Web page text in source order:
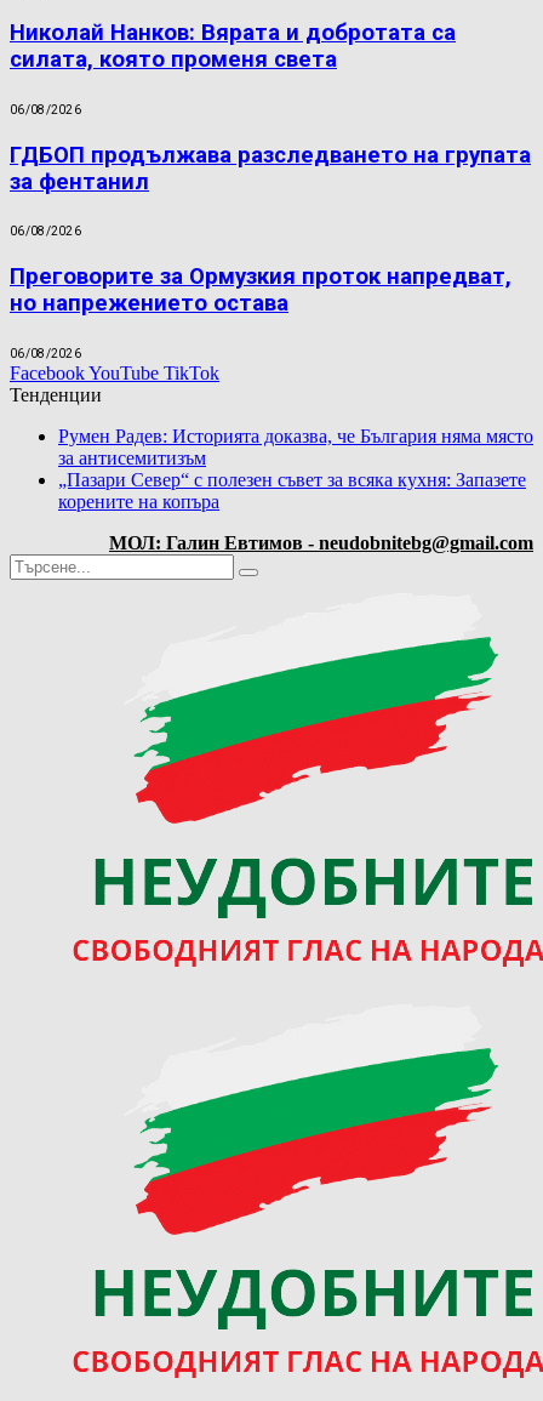
Николай Нанков: Вярата и добротата са
силата, която променя света
06/08/2026
ГДБОП продължава разследването на групата
за фентанил
06/08/2026
Преговорите за Ормузкия проток напредват,
но напрежението остава
06/08/2026
FacebookYouTube TikTok
Тенденции
Румен Радев: Историята доказва, че България няма място
за антисемитизъм
„Пазари Север“ с полезен съвет за всяка кухня: Запазете
корените на копъра
МОЛ: Галин Евтимов - neudobnitebg@gmail.com